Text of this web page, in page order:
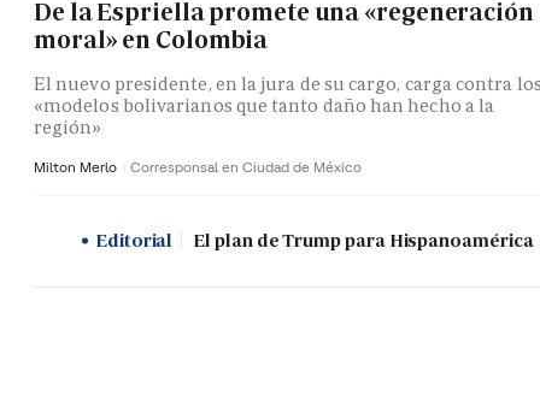
De la Espriella promete una «regeneración
moral» en Colombia
El nuevo presidente, en la jura de su cargo, carga contra
«modelos bolivarianos que tanto daño han hecho a la
región»
Milton Merlo Corresponsal en Ciudad de México
Editorial El plan de Trump para Hispanoamérica